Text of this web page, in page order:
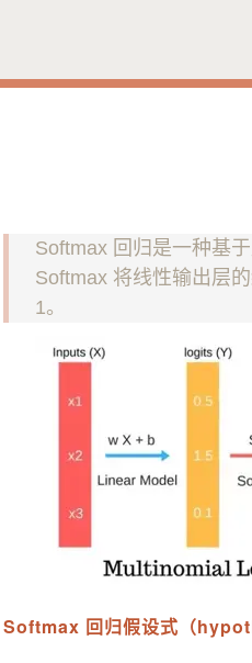
Softmax 回归是一种基
Softmax 将线性输出层
1。
Softmax 回归假设式（